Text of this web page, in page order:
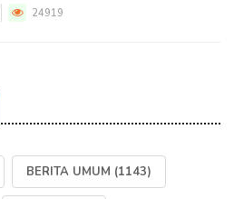
24919
BERITA UMUM (1143)